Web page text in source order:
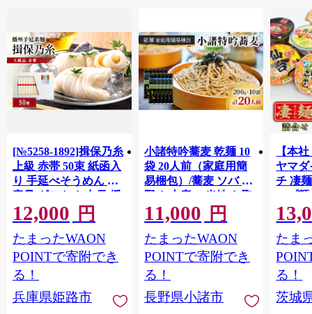
[№5258-1892]揖保乃糸
上級 赤帯 50束 紙函入
り 手延べそうめん 大
容量 ギフト お中元 播
州そうめん
12,000 円
たまったWAON
POINTで寄附でき
る！
兵庫県姫路市
小諸特吟蕎麦 乾麺 10
袋 20人前（家庭用簡
易梱包）/蕎麦 ソバ 長
野 お土産 ご当地 お取
り寄せ 麺類 信州そば
麺類
11,000 円
たまったWAON
POINTで寄附でき
る！
長野県小諸市
【本
ヤマ
チ 凄
ップ
せ セ
ーメン
プラ
ント
存食
蓄
たま
る！
茨城